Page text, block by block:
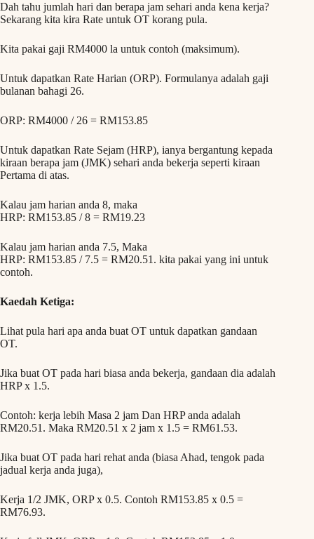
Dah tahu jumlah hari dan berapa jam sehari anda kena kerja?
Sekarang kita kira Rate untuk OT korang pula.
Kita pakai gaji RM4000 la untuk contoh (maksimum).
Untuk dapatkan Rate Harian (ORP). Formulanya adalah gaji
bulanan bahagi 26.
ORP: RM4000 / 26 = RM153.85
Untuk dapatkan Rate Sejam (HRP), ianya bergantung kepada
kiraan berapa jam (JMK) sehari anda bekerja seperti kiraan
Pertama di atas.
Kalau jam harian anda 8, maka
HRP: RM153.85 / 8 = RM19.23
Kalau jam harian anda 7.5, Maka
HRP: RM153.85 / 7.5 = RM20.51. kita pakai yang ini untuk
contoh.
Kaedah Ketiga:
Lihat pula hari apa anda buat OT untuk dapatkan gandaan
OT.
Jika buat OT pada hari biasa anda bekerja, gandaan dia adalah
HRP x 1.5.
Contoh: kerja lebih Masa 2 jam Dan HRP anda adalah
RM20.51. Maka RM20.51 x 2 jam x 1.5 = RM61.53.
Jika buat OT pada hari rehat anda (biasa Ahad, tengok pada
jadual kerja anda juga),
Kerja 1/2 JMK, ORP x 0.5. Contoh RM153.85 x 0.5 =
RM76.93.